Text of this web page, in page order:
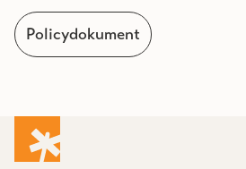
Policydokument